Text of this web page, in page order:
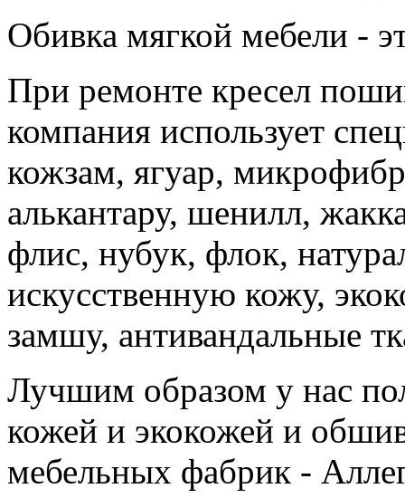
Обивка мягкой мебели -
При ремонте кресел
компания использует
кожзам, ягуар,
алькантару, шенилл,
флис, нубук, флок,
искусственную кожу,
замшу, антивандальные
Лучшим образом у нас
кожей и экокожей и
мебельных фабрик -